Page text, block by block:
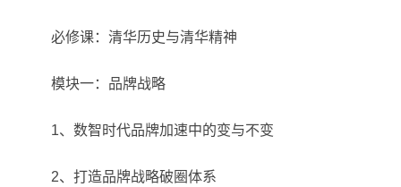
必修课： 清华历史与清华精神
模块一：品牌战略
1、数智时代品牌加速中的变与不变
2、打造品牌战略破圈体系